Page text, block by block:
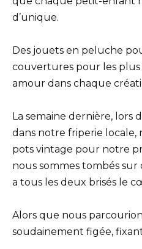
d’unique.
Des jouets en peluche
couvertures pour les plus
amour dans chaque
La semaine dernière, lors
dans notre friperie locale,
pots vintage pour notre
nous sommes tombés
a tous les deux brisés le
Alors que nous
soudainement figée,